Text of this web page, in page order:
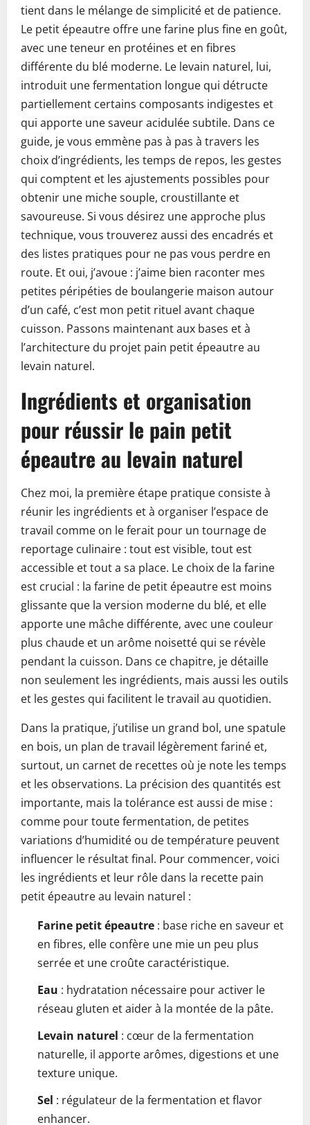
tient dans le mélange de simplicité et de patience.
Le petit épeautre offre une farine plus fine en goût,
avec une teneur en protéines et en fibres
différente du blé moderne. Le levain naturel, lui,
introduit une fermentation longue qui détructe
partiellement certains composants indigestes et
qui apporte une saveur acidulée subtile. Dans ce
guide, je vous emmène pas à pas à travers les
choix d’ingrédients, les temps de repos, les gestes
qui comptent et les ajustements possibles pour
obtenir une miche souple, croustillante et
savoureuse. Si vous désirez une approche plus
technique, vous trouverez aussi des encadrés et
des listes pratiques pour ne pas vous perdre en
route. Et oui, j’avoue : j’aime bien raconter mes
petites péripéties de boulangerie maison autour
d’un café, c’est mon petit rituel avant chaque
cuisson. Passons maintenant aux bases et à
l’architecture du projet pain petit épeautre au
levain naturel.
Ingrédients et organisation
pour réussir le pain petit
épeautre au levain naturel
Chez moi, la première étape pratique consiste à
réunir les ingrédients et à organiser l’espace de
travail comme on le ferait pour un tournage de
reportage culinaire : tout est visible, tout est
accessible et tout a sa place. Le choix de la farine
est crucial : la farine de petit épeautre est moins
glissante que la version moderne du blé, et elle
apporte une mâche différente, avec une couleur
plus chaude et un arôme noisetté qui se révèle
pendant la cuisson. Dans ce chapitre, je détaille
non seulement les ingrédients, mais aussi les outils
et les gestes qui facilitent le travail au quotidien.
Dans la pratique, j’utilise un grand bol, une spatule
en bois, un plan de travail légèrement fariné et,
surtout, un carnet de recettes où je note les temps
et les observations. La précision des quantités est
importante, mais la tolérance est aussi de mise :
comme pour toute fermentation, de petites
variations d’humidité ou de température peuvent
influencer le résultat final. Pour commencer, voici
les ingrédients et leur rôle dans la recette pain
petit épeautre au levain naturel :
Farine petit épeautre : base riche en saveur et
en fibres, elle confère une mie un peu plus
serrée et une croûte caractéristique.
Eau : hydratation nécessaire pour activer le
réseau gluten et aider à la montée de la pâte.
Levain naturel : cœur de la fermentation
naturelle, il apporte arômes, digestions et une
texture unique.
Sel : régulateur de la fermentation et flavor
enhancer.